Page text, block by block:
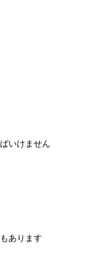
いけません
あります